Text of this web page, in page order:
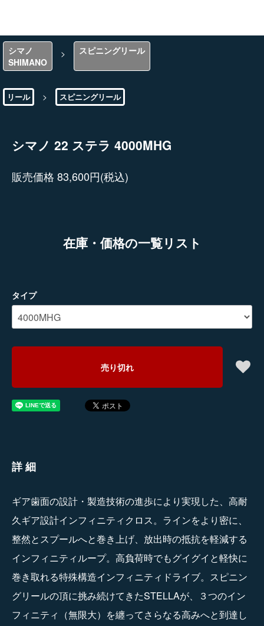
シマノ
SHIMANO
> スピニングリール
リール > スピニングリール
シマノ 22 ステラ 4000MHG
販売価格 83,600円(税込)
在庫・価格の一覧リスト
タイプ
売り切れ
詳細
ギア歯面の設計・製造技術の進歩により実現した、高耐
久ギア設計インフィニティクロス。ラインをより密に、
整然とスプールへと巻き上げ、放出時の抵抗を軽減する
インフィニティループ。高負荷時でもグイグイと軽快に
巻き取れる特殊構造インフィニティドライブ。スピニン
グリールの頂に挑み続けてきたSTELLAが、３つのイン
フィニティ（無限大）を纏ってさらなる高みへと到達し